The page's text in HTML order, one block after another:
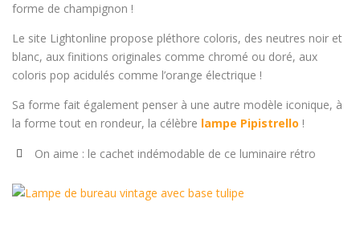
forme de champignon !
Le site Lightonline propose pléthore coloris, des neutres noir et
blanc, aux finitions originales comme chromé ou doré, aux
coloris pop acidulés comme l’orange électrique !
Sa forme fait également penser à une autre modèle iconique, à
la forme tout en rondeur, la célèbre lampe Pipistrello !
On aime : le cachet indémodable de ce luminaire rétro